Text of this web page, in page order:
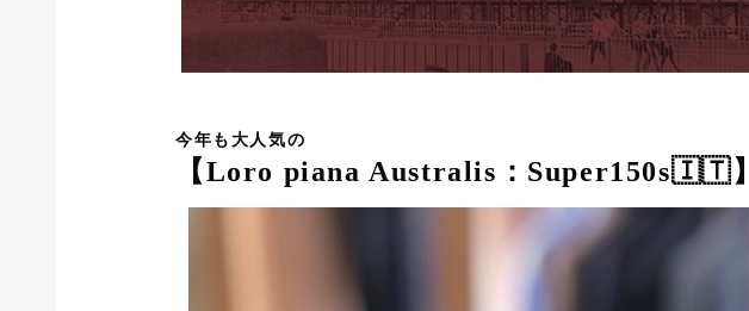
今年も大人気の
【Loro piana Australis：Super150s🇮🇹】